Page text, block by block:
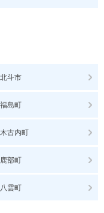
北斗市
福島町
木古内町
鹿部町
八雲町